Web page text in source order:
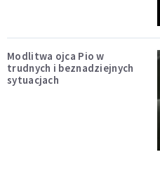
Modlitwa ojca Pio w
trudnych i beznadziejnych
sytuacjach